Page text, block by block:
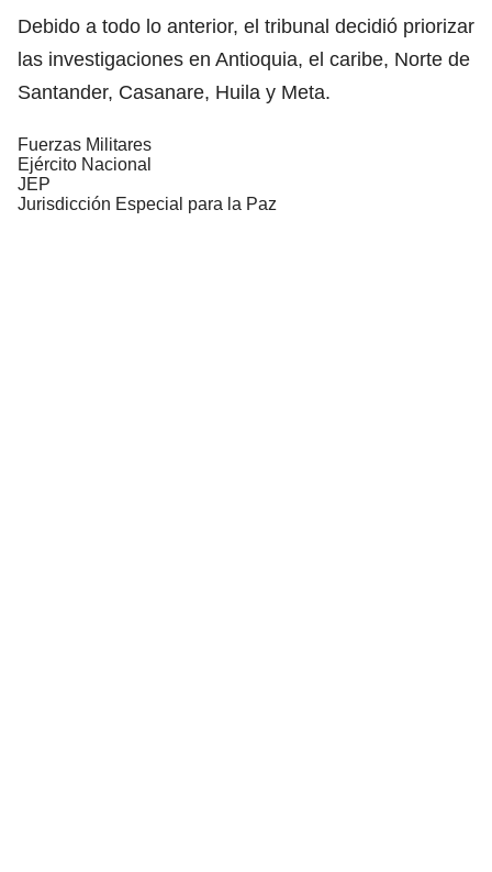
Debido a todo lo anterior, el tribunal decidió priorizar
las investigaciones en Antioquia, el caribe, Norte de
Santander, Casanare, Huila y Meta.
Fuerzas Militares
Ejército Nacional
JEP
Jurisdicción Especial para la Paz